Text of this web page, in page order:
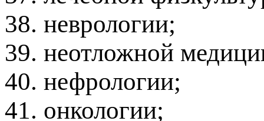
38. неврологии;
39. неотложной
40. нефрологии;
41. онкологии;